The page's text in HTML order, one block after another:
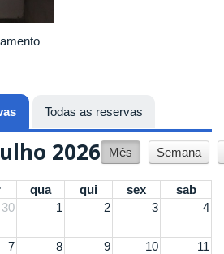
(aba ativa)
Todas as reservas
2026 Mês Semana
qua qui sex
sab
30 1 2 3 4
7 8 9 10 11